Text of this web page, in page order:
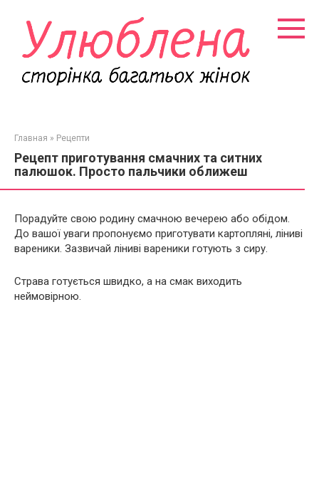
контенту
Главная » Рецепти
Рецепт приготування смачних та ситних
палюшок. Просто пальчики оближеш
Порадуйте свою родину смачною вечерею або обідом.
До вашої уваги пропонуємо приготувати картопляні, ліниві
вареники. Зазвичай ліниві вареники готують з сиру.
Страва готується швидко, а на смак виходить
неймовірною.